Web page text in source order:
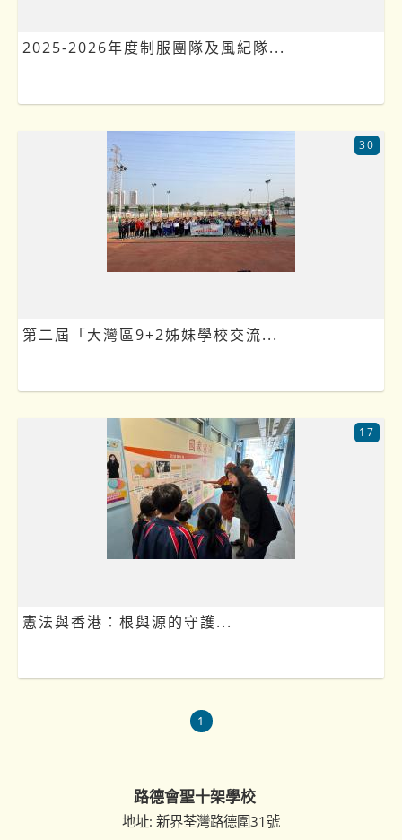
2025-2026年度制服團隊及風紀隊...
第二屆「大灣區9+2姊妹學校交流...
30
憲法與香港：根與源的守護...
17
1
路德會聖十架學校
地址: 新界荃灣路德圍31號